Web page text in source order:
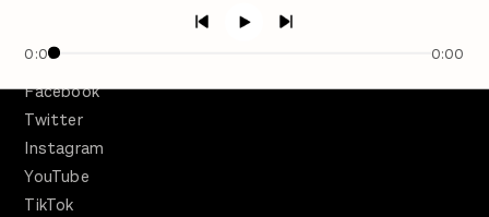
0:00 0:00
Facebook
Twitter
Instagram
YouTube
TikTok